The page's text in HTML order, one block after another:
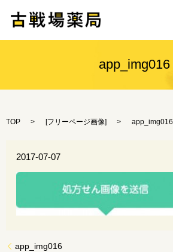
app_img016
TOP [フリーページ画像] app_img016
2017-07-07
app_img016